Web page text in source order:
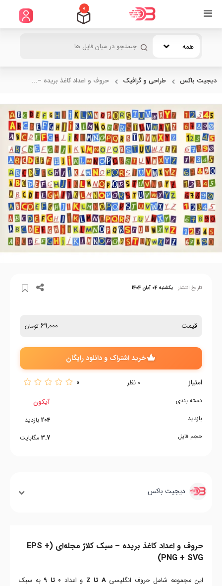
0
همه
دیجیت باکس طراحی و گرافیک حروف و اعداد کاغذ بریده –...
تاریخ انتشار یکشنبه 04 آبان 1404
قیمت 69,000 تومان
خرید اشتراک و دانلود رایگان
امتیاز 0 نظر 0
دسته بندی
بازدید
حجم فایل
آیکون
204 بازدید
3.7 مگابایت
دیجیت باکس
حروف و اعداد کاغذ بریده – سبک کلاژ مجله‌ای (EPS +
PNG + SVG)
این مجموعه شامل حروف انگلیسیA تا Z و اعداد ۰ تا ۹
به سبک